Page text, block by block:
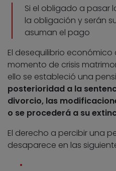
Si el obligado a pasar
la obligación y serán
asuman el pago
El desequilibrio
momento de crisis
ello se estableció una
posterioridad a la
divorcio, las
o se procederá a su
El derecho a percibir una
desaparece en las